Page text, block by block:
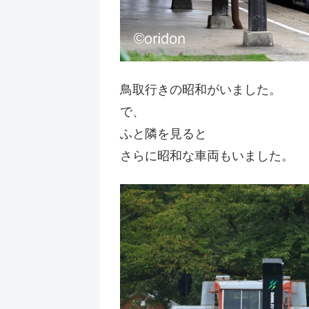
鳥取行きの昭和がいました。
で、
ふと隣を見ると
さらに昭和な車両もいました。